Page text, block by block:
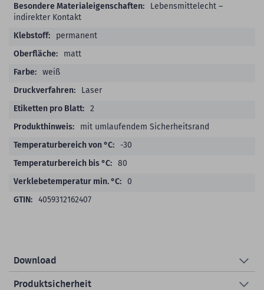
Lebensmittelecht –
indirekter Kontakt
permanent
matt
weiß
Laser
2
mit umlaufendem Sicherheitsrand
-30
80
0
4059312162407
Download
Produktsicherheit